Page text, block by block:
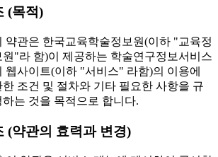
(목적)
약관은 한국교육학술정보원(이하 "교육정
원"라 함)이 제공하는 학술연구정보서비스
웹사이트(이하 "서비스" 라함)의 이용에
한 조건 및 절차와 기타 필요한 사항을 규
하는 것을 목적으로 합니다.
(약관의 효력과 변경)